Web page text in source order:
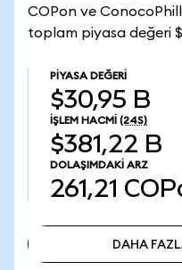
COPon ve
toplam piyasa değeri
PIYASA DEĞERI
$30,95 B
İŞLEM HACMI (24S)
$381,22 B
DOLAŞIMDAKI ARZ
261,21
DAHA